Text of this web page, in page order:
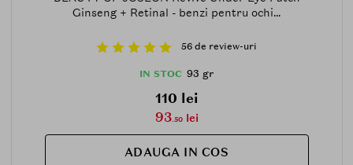
Ginseng + Retinal - benzi pentru ochi...
56 de review-uri
IN STOC 93 gr
110 lei
93.50lei
ADAUGA IN COS